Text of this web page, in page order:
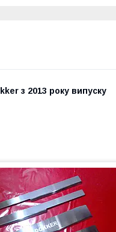
з 2013 року випуску